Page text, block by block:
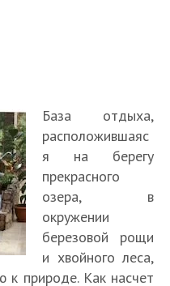
База отдыха,
расположившаяс
я на берегу
прекрасного
озера, в
окружении
березовой рощи
и хвойного леса,
к природе. Как насчет